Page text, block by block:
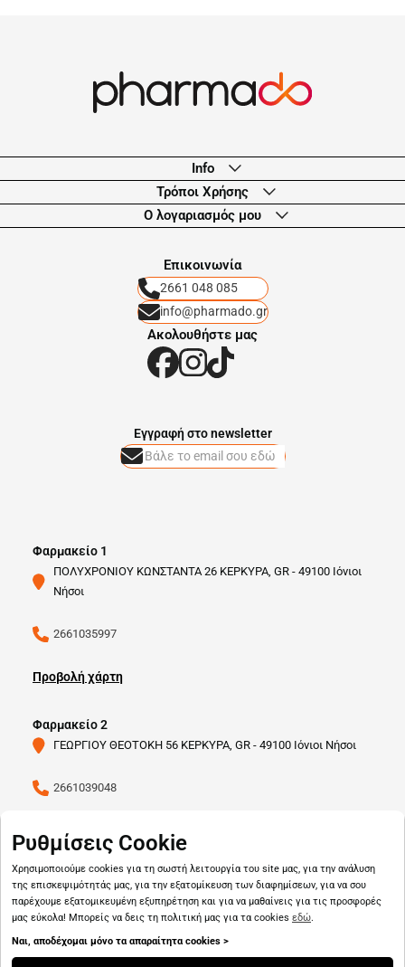
Info
Τρόποι Χρήσης
Ο λογαριασμός μου
Eπικοινωνία
2661 048 085
info@pharmado.gr
Ακολουθήστε μας
Φαρμακείο 1
ΠΟΛΥΧΡΟΝΙΟΥ ΚΩΝΣΤΑΝΤΑ 26 ΚΕΡΚΥΡΑ, GR - 49100 Ιόνιοι
Νήσοι
2661035997
Προβολή χάρτη
Φαρμακείο 2
ΓΕΩΡΓΙΟΥ ΘΕΟΤΟΚΗ 56 ΚΕΡΚΥΡΑ, GR - 49100 Ιόνιοι Νήσοι
2661039048
Προβολή χάρτη
Eγγραφή στο newsletter
Copyright © 2026pharmado.gr
Ρυθμίσεις Cookie
Χρησιμοποιούμε cookies για τη σωστή λειτουργία του site μας, για την ανάλυση
της επισκεψιμότητάς μας, για την εξατομίκευση των διαφημίσεων, για να σου
παρέχουμε εξατομικευμένη εξυπηρέτηση και για να μαθαίνεις για τις προσφορές
μας εύκολα! Μπορείς να δεις τη πολιτική μας για τα cookies εδώ.
Ναι, αποδέχομαι μόνο τα απαραίτητα cookies >